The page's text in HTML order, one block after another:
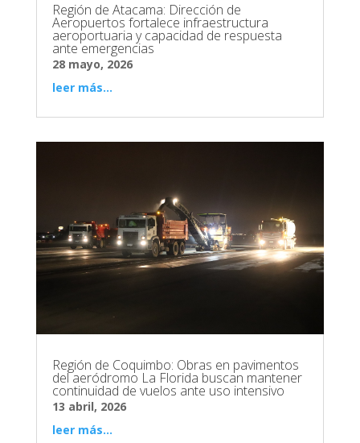
Región de Atacama: Dirección de
Aeropuertos fortalece infraestructura
aeroportuaria y capacidad de respuesta
ante emergencias
28 mayo, 2026
leer más...
Región de Coquimbo: Obras en pavimentos
del aeródromo La Florida buscan mantener
continuidad de vuelos ante uso intensivo
13 abril, 2026
leer más...